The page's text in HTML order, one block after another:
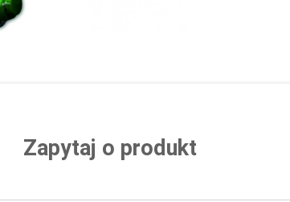
Zapytaj o produkt